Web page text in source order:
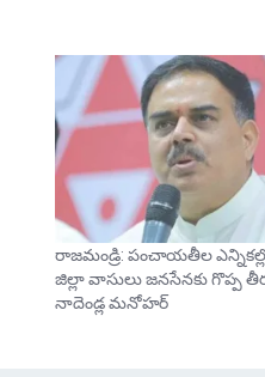
రాజమండ్రి: పంచాయతీల
జిల్లా వాసులు జనసేనకు గొప్ప
నాదెండ్ల మనోహర్